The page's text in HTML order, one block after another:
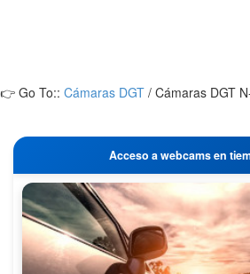
👉 Go To:: Cámaras DGT / Cámaras DGT
Acceso a webcams en